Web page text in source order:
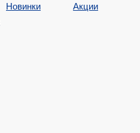
Новинки Акции